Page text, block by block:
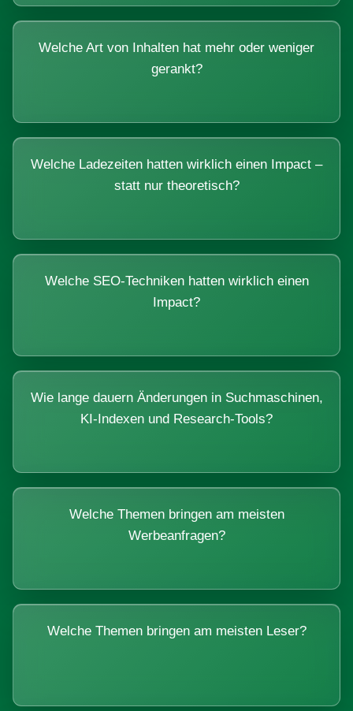
Welche Art von Inhalten hat mehr oder weniger
gerankt?
Welche Ladezeiten hatten wirklich einen Impact –
statt nur theoretisch?
Welche SEO-Techniken hatten wirklich einen
Impact?
Wie lange dauern Änderungen in Suchmaschinen,
KI-Indexen und Research-Tools?
Welche Themen bringen am meisten
Werbeanfragen?
Welche Themen bringen am meisten Leser?